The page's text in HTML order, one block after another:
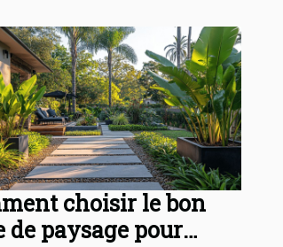
choisir le bon
de paysage pour